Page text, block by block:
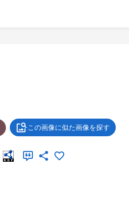
この画像に似た画像を探す